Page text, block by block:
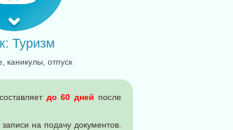
Туризм
каникулы, отпуск
до 60 дней после
на подачу документов.